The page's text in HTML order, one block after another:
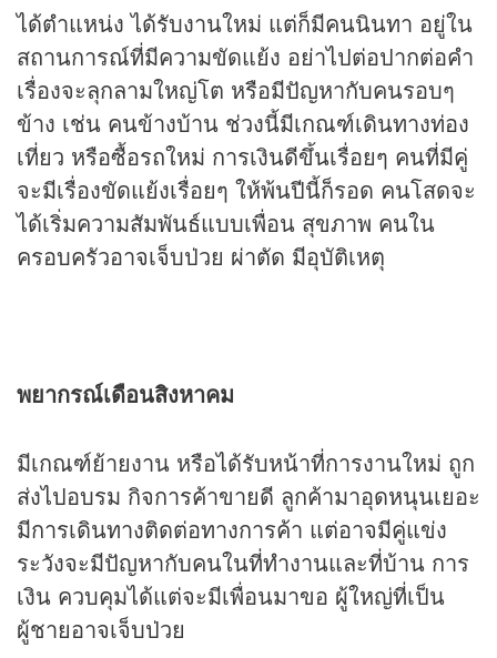
ได้ตำแหน่ง ได้รับงานใหม่ แต่ก็มีคนนินทา อยู่ใน
สถานการณ์ที่มีความขัดแย้ง อย่าไปต่อปากต่อคำ
เรื่องจะลุกลามใหญ่โต หรือมีปัญหากับคนรอบๆ
ข้าง เช่น คนข้างบ้าน ช่วงนี้มีเกณฑ์เดินทางท่อง
เที่ยว หรือซื้อรถใหม่ การเงินดีขึ้นเรื่อยๆ คนที่มีคู่
จะมีเรื่องขัดแย้งเรื่อยๆ ให้พ้นปีนี้ก็รอด คนโสดจะ
ได้เริ่มความสัมพันธ์แบบเพื่อน สุขภาพ คนใน
ครอบครัวอาจเจ็บป่วย ผ่าตัด มีอุบัติเหตุ
พยากรณ์เดือนสิงหาคม
มีเกณฑ์ย้ายงาน หรือได้รับหน้าที่การงานใหม่ ถูก
ส่งไปอบรม กิจการค้าขายดี ลูกค้ามาอุดหนุนเยอะ
มีการเดินทางติดต่อทางการค้า แต่อาจมีคู่แข่ง
ระวังจะมีปัญหากับคนในที่ทำงานและที่บ้าน การ
เงิน ควบคุมได้แต่จะมีเพื่อนมาขอ ผู้ใหญ่ที่เป็น
ผู้ชายอาจเจ็บป่วย